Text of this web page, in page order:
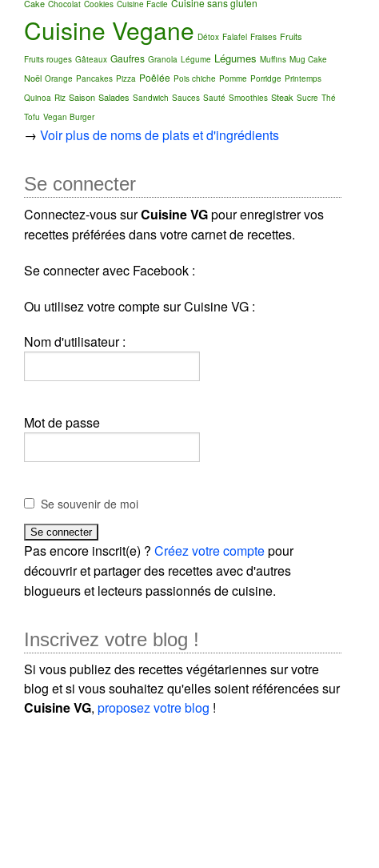
Cake Chocolat Cookies Cuisine Facile
Cuisine Vegane Détox Falafel Fraises Fruits
Fruits rouges Gâteaux Gaufres Granola Légume Légumes Muffins Mug Cake
Noël Orange Pancakes Pizza Poêlée Pois chiche Pomme Porridge Printemps
Quinoa Riz Saison Salades Sandwich Sauces Sauté Smoothies Steak Sucre Thé
Tofu Vegan Burger
→Voir plus de noms de plats et d'ingrédients
Se connecter
Connectez-vous surCuisine VGpour enregistrer vos
recettes préférées dans votre carnet de recettes.
Se connecter avec Facebook :
Ou utilisez votre compte sur Cuisine VG :
Nom d'utilisateur :
Mot de passe
Se souvenir de moi
Pas encore inscrit(e) ?Créez votre comptepour
découvrir et partager des recettes avec d'autres
blogueurs et lecteurs passionnés de cuisine.
Inscrivez votre blog !
Si vous publiez des recettes végétariennes sur votre
blog et si vous souhaitez qu'elles soient référencées sur
Cuisine VG,proposez votre blog !